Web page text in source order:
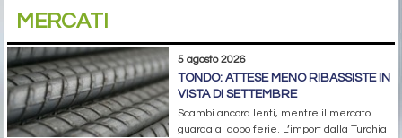
MERCATI
5 agosto 2026
TONDO: ATTESE MENO RIBASSISTE IN
VISTA DI SETTEMBRE
Scambi ancora lenti, mentre il mercato
guarda al dopo ferie. L’import dalla Turchia